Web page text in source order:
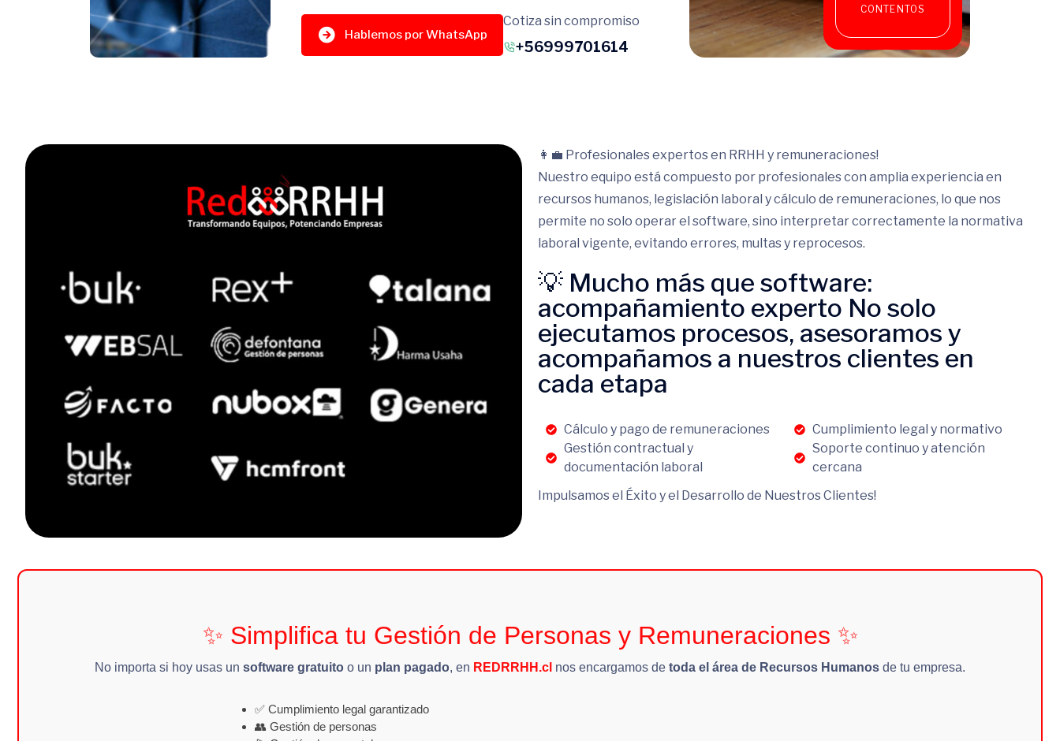
Hablemos por WhatsApp
Cotiza sin compromiso
+56999701614
CONTENTOS
👩‍💼 Profesionales expertos en RRHH y remuneraciones!
Nuestro equipo está compuesto por profesionales con amplia experiencia en
recursos humanos, legislación laboral y cálculo de remuneraciones, lo que nos
permite no solo operar el software, sino interpretar correctamente la normativa
laboral vigente, evitando errores, multas y reprocesos.
💡 Mucho más que software:
acompañamiento experto No solo
ejecutamos procesos, asesoramos y
acompañamos a nuestros clientes en
cada etapa
Cálculo y pago de remuneraciones
Gestión contractual y
documentación laboral
Cumplimiento legal y normativo
Soporte continuo y atención
cercana
Impulsamos el Éxito y el Desarrollo de Nuestros Clientes!
✨ Simplifica tu Gestión de Personas y Remuneraciones ✨
No importa si hoy usas un software gratuito o un plan pagado, en REDRRHH.cl nos encargamos de toda el área de Recursos Humanos de tu empresa.
✅ Cumplimiento legal garantizado
👥 Gestión de personas